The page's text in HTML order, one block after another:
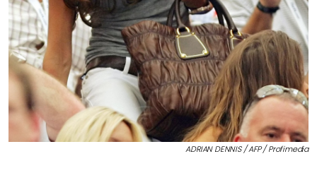
ADRIAN DENNIS / AFP / Profimedia